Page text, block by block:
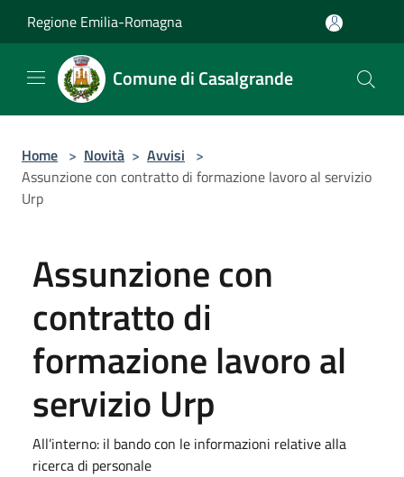
Regione Emilia-Romagna
Comune di Casalgrande
Home > Novità > Avvisi >
Assunzione con contratto di formazione lavoro al servizio
Urp
Assunzione con
contratto di
formazione lavoro al
servizio Urp
All’interno: il bando con le informazioni relative alla
ricerca di personale